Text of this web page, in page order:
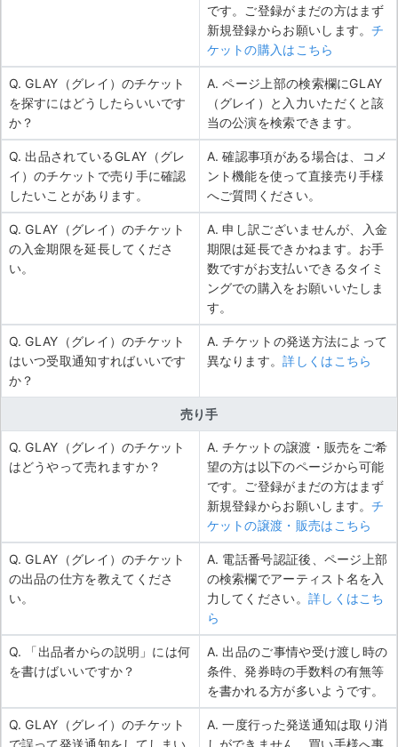
です。ご登録がまだの方はまず
新規登録からお願いします。チ
ケットの購入はこちら
Q. GLAY（グレイ）のチケット
を探すにはどうしたらいいです
か？
A. ページ上部の検索欄にGLAY
（グレイ）と入力いただくと該
当の公演を検索できます。
Q. 出品されているGLAY（グレ
イ）のチケットで売り手に確認
したいことがあります。
A. 確認事項がある場合は、コメ
ント機能を使って直接売り手様
へご質問ください。
Q. GLAY（グレイ）のチケット
の入金期限を延長してくださ
い。
A. 申し訳ございませんが、入金
期限は延長できかねます。お手
数ですがお支払いできるタイミ
ングでの購入をお願いいたしま
す。
Q. GLAY（グレイ）のチケット
はいつ受取通知すればいいです
か？
A. チケットの発送方法によって
異なります。詳しくはこちら
売り手
Q. GLAY（グレイ）のチケット
はどうやって売れますか？
A. チケットの譲渡・販売をご希
望の方は以下のページから可能
です。ご登録がまだの方はまず
新規登録からお願いします。チ
ケットの譲渡・販売はこちら
Q. GLAY（グレイ）のチケット
の出品の仕方を教えてくださ
い。
A. 電話番号認証後、ページ上部
の検索欄でアーティスト名を入
力してください。 詳しくはこち
ら
Q. 「出品者からの説明」には何
を書けばいいですか？
A. 出品のご事情や受け渡し時の
条件、発券時の手数料の有無等
を書かれる方が多いようです。
Q. GLAY（グレイ）のチケット
A. 一度行った発送通知は取り消